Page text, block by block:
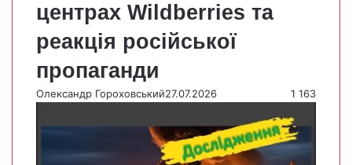
центрах Wildberries та
реакція російської
пропаганди
Олександр Гороховський27.07.2026 1 163